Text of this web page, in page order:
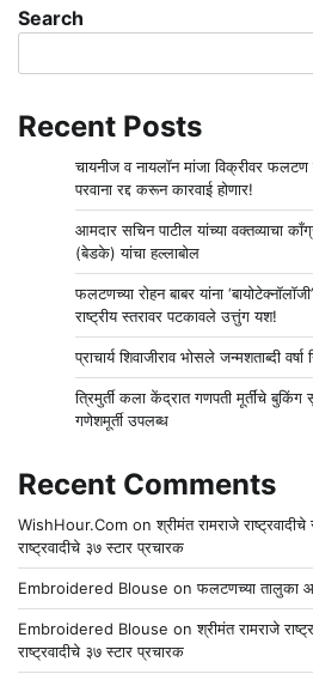
Search
Recent Posts
चायनीज व नायलॉन मांजा विक्रीवर
परवाना रद्द करून कारवाई होणार!
आमदार सचिन पाटील यांच्या वक्तव्याचा
(बेडके) यांचा हल्लाबोल
फलटणच्या रोहन बाबर यांना
राष्ट्रीय स्तरावर पटकावले उत्तुंग यश!
प्राचार्य शिवाजीराव भोसले जन्मशताब्दी
त्रिमुर्ती कला केंद्रात गणपती मूर्तींचे बुकिंग
गणेशमूर्ती उपलब्ध
Recent Comments
WishHour.Com onश्रीमंत रामराजे
राष्ट्रवादीचे ३७ स्टार प्रचारक
Embroidered Blouse onफलटणच्या तालुका
Embroidered Blouse onश्रीमंत रामराजे
राष्ट्रवादीचे ३७ स्टार प्रचारक